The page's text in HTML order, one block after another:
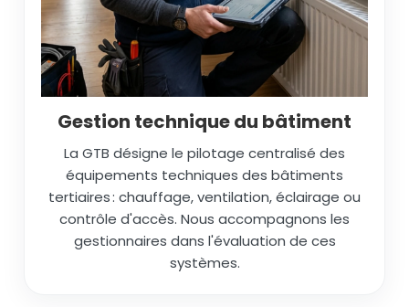
Gestion technique du bâtiment
La GTB désigne le pilotage centralisé des
équipements techniques des bâtiments
tertiaires : chauffage, ventilation, éclairage ou
contrôle d'accès. Nous accompagnons les
gestionnaires dans l'évaluation de ces
systèmes.